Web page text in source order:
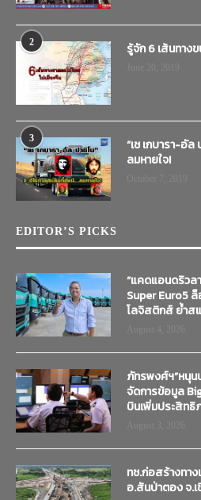
2 รู้จัก 6 เส้นทาง
3
“เช เกบารา-อั
ลมหายใจ!
EDITOR’S PICKS
“แคดแอนดริวล
Super Euro5
โลจิสติกส์ ย้ำส
ภัทรพงศ์ฯ”หนุ
จัดการข้อมูล
บินเพิ่มประสิทธิ
ทช.ก่อสร้างทา
อ.สันป่าตอง จ.